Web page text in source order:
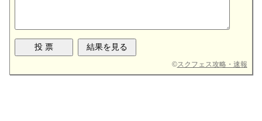
©スクフェス攻略・速報